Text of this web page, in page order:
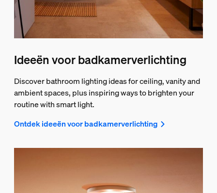
Ideeën voor badkamerverlichting
Discover bathroom lighting ideas for ceiling, vanity and
ambient spaces, plus inspiring ways to brighten your
routine with smart light.
Ontdek ideeën voor badkamerverlichting